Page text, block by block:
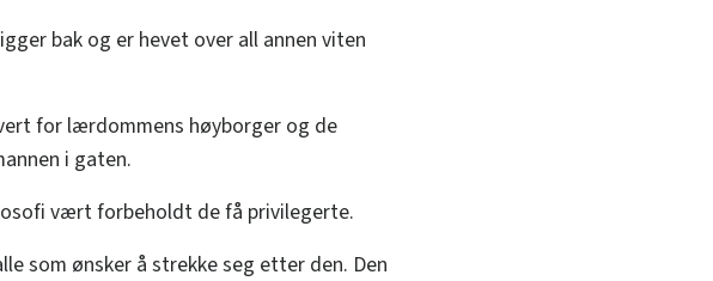
bak og er hevet over all annen viten
for lærdommens høyborger og de
i gaten.
vært forbeholdt de få privilegerte.
som ønsker å strekke seg etter den. Den